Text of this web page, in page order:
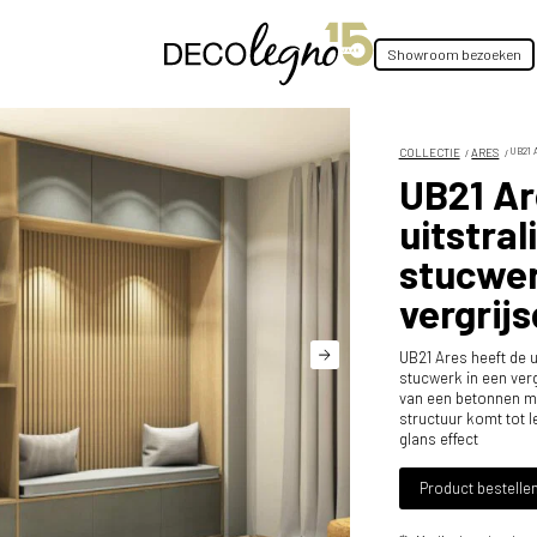
Showroom bezoeken
COLLECTIE ARES UB21
UB21
UB21 Ares heeft
stucwerk in een
van een betonnen
structuur komt tot
glans effect
Product bestellen